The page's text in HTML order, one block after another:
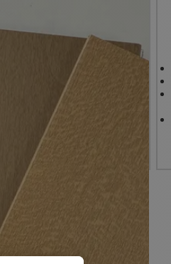
10 modèles
les styles de décoration
39,90